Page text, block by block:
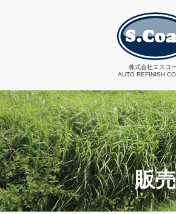
株式会社エスコ
AUTO REFINISH
販